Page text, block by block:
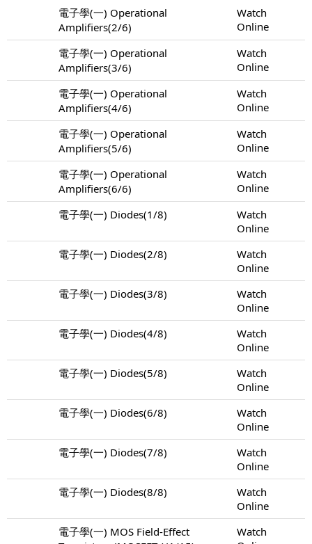
電子學(一) Operational
Amplifiers(2/6)
Watch
Online
電子學(一) Operational
Amplifiers(3/6)
Watch
Online
電子學(一) Operational
Amplifiers(4/6)
Watch
Online
電子學(一) Operational
Amplifiers(5/6)
Watch
Online
電子學(一) Operational
Amplifiers(6/6)
Watch
Online
電子學(一) Diodes(1/8)
Watch
Online
電子學(一) Diodes(2/8)
Watch
Online
電子學(一) Diodes(3/8)
Watch
Online
電子學(一) Diodes(4/8)
Watch
Online
電子學(一) Diodes(5/8)
Watch
Online
電子學(一) Diodes(6/8)
Watch
Online
電子學(一) Diodes(7/8)
Watch
Online
電子學(一) Diodes(8/8)
Watch
Online
電子學(一) MOS Field-Effect
Watch